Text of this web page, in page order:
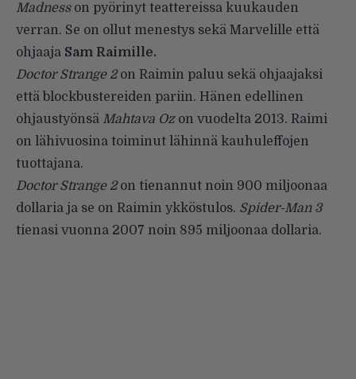
Madnesson pyörinyt teattereissa kuukauden
verran. Se on ollut menestys sekä Marvelille että
ohjaaja Sam Raimille.
Doctor Strange 2on Raimin paluu sekä ohjaajaksi
että blockbustereiden pariin. Hänen edellinen
ohjaustyönsä Mahtava Ozon vuodelta 2013. Raimi
on lähivuosina toiminut lähinnä kauhuleffojen
tuottajana.
Doctor Strange 2on tienannut noin 900 miljoonaa
dollaria ja se on Raimin ykköstulos. Spider-Man 3
tienasi vuonna 2007 noin 895 miljoonaa dollaria.